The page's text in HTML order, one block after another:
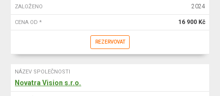
ZALOŽENO 2024
CENA OD * 16 900 Kč
REZERVOVAT
NÁZEV SPOLEČNOSTI
Novatra Vision s.r.o.